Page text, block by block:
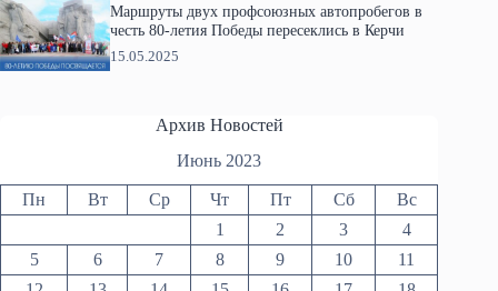
Маршруты двух профсоюзных автопробегов в
честь 80-летия Победы пересеклись в Керчи
15.05.2025
Архив Новостей
Июнь 2023
Пн Вт Ср Чт Пт Сб
Вс
1
2 3
4
5
6 7 8 9 10
11